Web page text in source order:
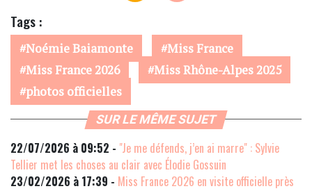
Tags :
Noémie Baiamonte
Miss France
Miss France 2026
Miss Rhône-Alpes 2025
photos officielles
SUR LE MÊME SUJET
22/07/2026 à 09:52 - "Je me défends, j’en ai marre" : Sylvie
Tellier met les choses au clair avec Élodie Gossuin
23/02/2026 à 17:39 - Miss France 2026 en visite officielle près